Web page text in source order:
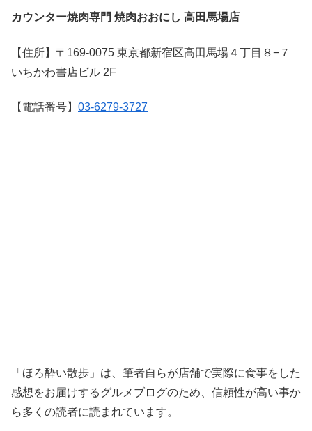
カウンター焼肉専門 焼肉おおにし 高田馬場店
【住所】〒169-0075 東京都新宿区高田馬場４丁目８−７
いちかわ書店ビル 2F
【電話番号】 03-6279-3727
「ほろ酔い散歩」は、筆者自らが店舗で実際に食事をした
感想をお届けするグルメブログのため、信頼性が高い事か
ら多くの読者に読まれています。